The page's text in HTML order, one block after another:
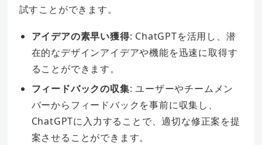
試すことができます。
アイデアの素早い獲得: ChatGPTを活用し、潜
在的なデザインアイデアや機能を迅速に取得す
ることができます。
フィードバックの収集: ユーザーやチームメン
バーからフィードバックを事前に収集し、
ChatGPTに入力することで、適切な修正案を提
案させることができます。